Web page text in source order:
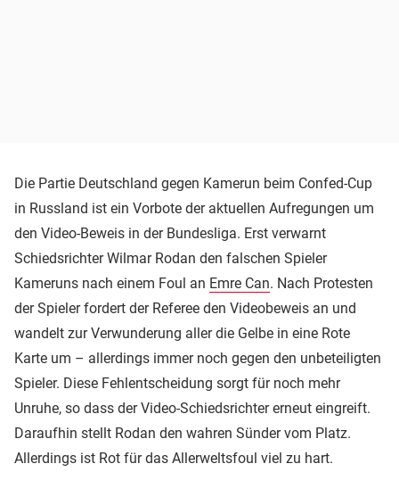
Die Partie Deutschland gegen Kamerun beim Confed-Cup
in Russland ist ein Vorbote der aktuellen Aufregungen um
den Video-Beweis in der Bundesliga. Erst verwarnt
Schiedsrichter Wilmar Rodan den falschen Spieler
Kameruns nach einem Foul an Emre Can. Nach Protesten
der Spieler fordert der Referee den Videobeweis an und
wandelt zur Verwunderung aller die Gelbe in eine Rote
Karte um – allerdings immer noch gegen den unbeteiligten
Spieler. Diese Fehlentscheidung sorgt für noch mehr
Unruhe, so dass der Video-Schiedsrichter erneut eingreift.
Daraufhin stellt Rodan den wahren Sünder vom Platz.
Allerdings ist Rot für das Allerweltsfoul viel zu hart.